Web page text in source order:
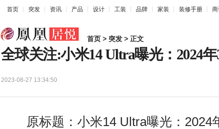
首页 突发 资讯 产品 设计 工装 品牌 家装 装修手册
首页 > 突发 > 正文
全球关注:小米14 Ultra曝光：2024
2023-08-27 13:34:50
原标题：小米14 Ultra曝光：2024